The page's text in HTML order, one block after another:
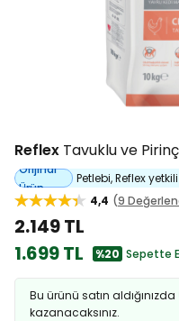
Reflex Tavuklu ve
Orijinal
Ürün
Petlebi, Reflex yetkili
4,4
9
2.149 TL
1.699 TL
%20 Sepette
Bu ürünü satın aldığınızda
kazanacaksınız.